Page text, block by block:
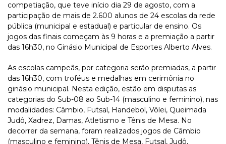
competiação, que teve início dia 29 de agosto, com a
participação de mais de 2.600 alunos de 24 escolas da rede
pública (municipal e estadual) e particular de ensino. Os
jogos das finais começam às 9 horas e a premiação a partir
das 16h30, no Ginásio Municipal de Esportes Alberto Alves.
As escolas campeãs, por categoria serão premiadas, a partir
das 16h30, com troféus e medalhas em cerimônia no
ginásio municipal. Nesta edição, estão em disputas as
categorias do Sub-08 ao Sub-14 (masculino e feminino), nas
modalidades: Câmbio, Futsal, Handebol, Vôlei, Queimada
Judô, Xadrez, Damas, Atletismo e Tênis de Mesa. No
decorrer da semana, foram realizados jogos de Câmbio
(masculino e feminino), Tênis de Mesa, Futsal, Judô,